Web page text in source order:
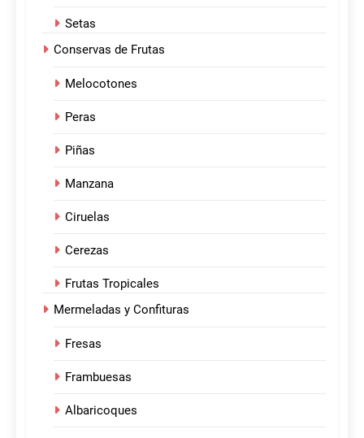
Setas
Conservas de Frutas
Melocotones
Peras
Piñas
Manzana
Ciruelas
Cerezas
Frutas Tropicales
Mermeladas y Confituras
Fresas
Frambuesas
Albaricoques